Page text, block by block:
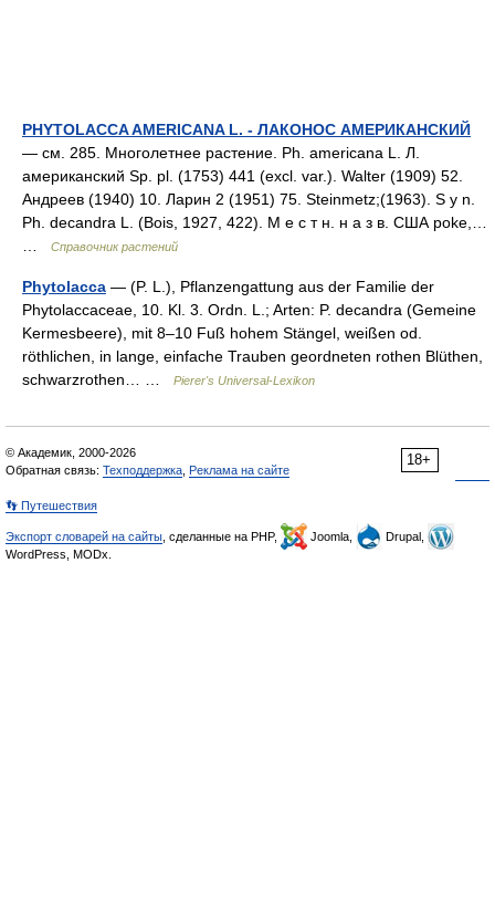
PHYTOLACCA AMERICANA L. - ЛАКОНОС АМЕРИКАНСКИЙ
— см. 285. Многолетнее растение. Ph. americana L. Л.
американский Sp. pl. (1753) 441 (excl. var.). Walter (1909) 52.
Андреев (1940) 10. Ларин 2 (1951) 75. Steinmetz;(1963). S у n.
Ph. decandra L. (Bois, 1927, 422). М е с т н. н а з в. США poke,…
Справочник растений
Phytolacca — (P. L.), Pflanzengattung aus der Familie der
Phytolaccaceae, 10. Kl. 3. Ordn. L.; Arten: P. decandra (Gemeine
Kermesbeere), mit 8–10 Fuß hohem Stängel, weißen od.
röthlichen, in lange, einfache Trauben geordneten rothen Blüthen,
schwarzrothen… …
Pierer's Universal-Lexikon
18+
© Академик, 2000-2026
Обратная связь: Техподдержка Реклама на сайте
👣 Путешествия
Экспорт словарей на сайты , сделанные на PHP, Joomla,
Drupal,
WordPress, MODx.